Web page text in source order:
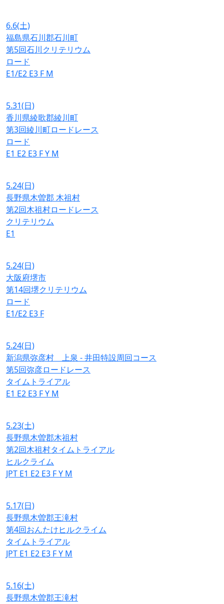
6.6(土)
福島県石川郡石川町
第5回石川クリテリウム
ロード
E1/E2 E3 F M
5.31(日)
香川県綾歌郡綾川町
第3回綾川町ロードレース
ロード
E1 E2 E3 FY M
5.24(日)
長野県木曽郡 木祖村
第2回木祖村ロードレース
クリテリウム
E1
5.24(日)
大阪府堺市
第14回堺クリテリウム
ロード
E1/E2 E3 F
5.24(日)
新潟県弥彦村 上泉 - 井田特設周回コース
第5回弥彦ロードレース
タイムトライアル
E1 E2 E3 FY M
5.23(土)
長野県木曽郡木祖村
第2回木祖村タイムトライアル
ヒルクライム
JPT E1 E2 E3 FY M
5.17(日)
長野県木曽郡王滝村
第4回おんたけヒルクライム
タイムトライアル
JPT E1 E2 E3 FY M
5.16(土)
長野県木曽郡王滝村